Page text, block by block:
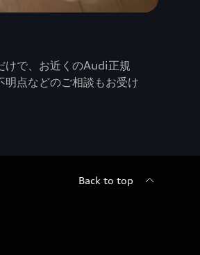
けで、お近くのAudi正規
点などのご相談もお受け
Back to top